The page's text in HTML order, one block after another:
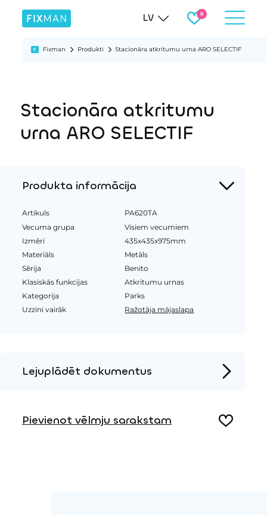
LV
Fixman Produkti Stacionāra atkritumu urna ARO SELECTIF
Stacionāra atkritumu
urna ARO SELECTIF
Produkta informācija
Artikuls
PA620TA
Vecuma grupa
Visiem vecumiem
Izmēri
435x435x975mm
Materiāls
Metāls
Sērija
Benito
Klasiskās funkcijas
Atkritumu urnas
Kategorija
Parks
Uzzini vairāk
Ražotāja mājaslapa
Lejuplādēt dokumentus
Pievienot vēlmju sarakstam